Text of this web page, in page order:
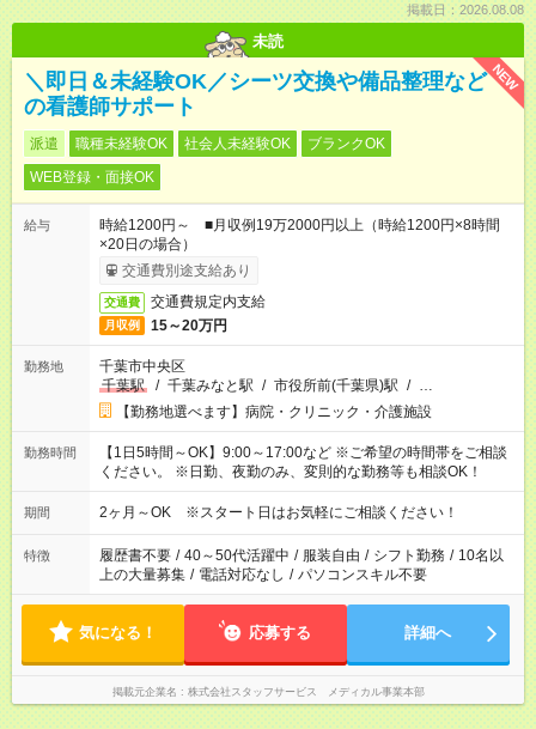
掲載日：2026.08.08
未読
NEW
＼即日＆未経験OK／シーツ交換や備品整理など
の看護師サポート
派遣 職種未経験OK 社会人未経験OK
ブランクOK
WEB登録・面接OK
給与
時給1200円～ ■月収例19万2000円以上（時給1200円×8時間
×20日の場合）
交通費別途支給あり
交通費 交通費規定内支給
月収例 15～20万円
勤務地
千葉市中央区
千葉駅
/ 千葉みなと駅 / 市役所前(千葉県)駅 / …
【勤務地選べます】病院・クリニック・介護施設
勤務時間
【1日5時間～OK】9:00～17:00など ※ご希望の時間帯をご相談
ください。 ※日勤、夜勤のみ、変則的な勤務等も相談OK！
期間 2ヶ月～OK ※スタート日はお気軽にご相談ください！
特徴 履歴書不要 / 40～50代活躍中 / 服装自由 / シフト勤務 / 10名以
上の大量募集 / 電話対応なし / パソコンスキル不要
気になる！ 応募する 詳細へ
掲載元企業名 株式会社スタッフサービス メディカル事業本部